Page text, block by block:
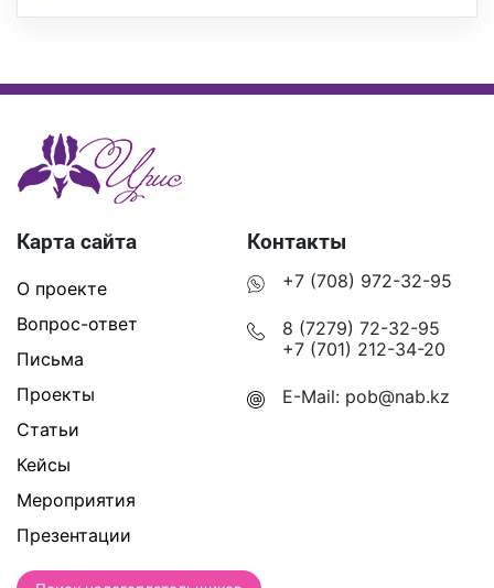
Карта сайта
О проекте
Вопрос-ответ
Письма
Проекты
Статьи
Кейсы
Мероприятия
Презентации
Контакты
+7 (708) 972-32-95
8 (7279) 72-32-95
+7 (701) 212-34-20
E-Mail: pob@nab.kz